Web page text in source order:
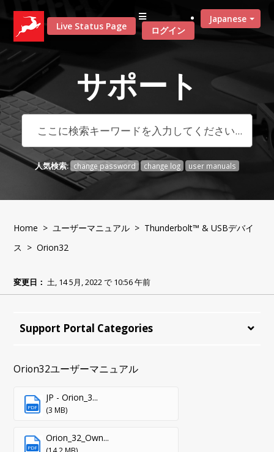
Live Status Page
Japanese
ログイン
サポート
人気検索: change password change log user manuals
Home >ユーザーマニュアル > Thunderbolt™ & USBデバイ
ス > Orion32
変更日： 土, 14 5月, 2022 で 10:56 午前
Support Portal Categories
Orion32ユーザーマニュアル
PDF
JP - Orion_3...
(3 MB)
PDF
Orion_32_Own...